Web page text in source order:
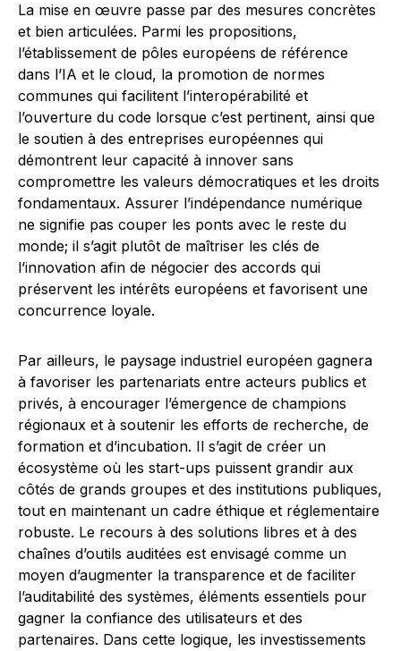
La mise en œuvre passe par des mesures concrètes
et bien articulées. Parmi les propositions,
l’établissement de pôles européens de référence
dans l’IA et le cloud, la promotion de normes
communes qui facilitent l’interopérabilité et
l’ouverture du code lorsque c’est pertinent, ainsi que
le soutien à des entreprises européennes qui
démontrent leur capacité à innover sans
compromettre les valeurs démocratiques et les droits
fondamentaux. Assurer l’indépendance numérique
ne signifie pas couper les ponts avec le reste du
monde; il s’agit plutôt de maîtriser les clés de
l’innovation afin de négocier des accords qui
préservent les intérêts européens et favorisent une
concurrence loyale.
Par ailleurs, le paysage industriel européen gagnera
à favoriser les partenariats entre acteurs publics et
privés, à encourager l’émergence de champions
régionaux et à soutenir les efforts de recherche, de
formation et d’incubation. Il s’agit de créer un
écosystème où les start-ups puissent grandir aux
côtés de grands groupes et des institutions publiques,
tout en maintenant un cadre éthique et réglementaire
robuste. Le recours à des solutions libres et à des
chaînes d’outils auditées est envisagé comme un
moyen d’augmenter la transparence et de faciliter
l’auditabilité des systèmes, éléments essentiels pour
gagner la confiance des utilisateurs et des
partenaires. Dans cette logique, les investissements